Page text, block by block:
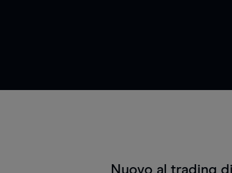
Nuovo al trading